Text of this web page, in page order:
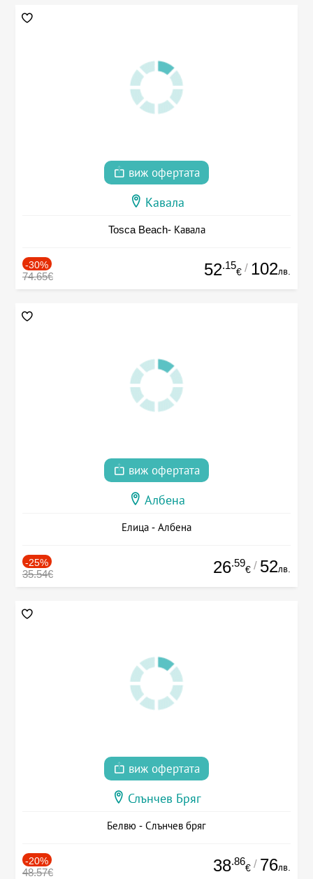
виж офертата
Кавала
Tosca Beach- Кавала
-30%
74.65€ 52.15
€ / 102лв.
виж офертата
Албена
Елица - Албена
-25%
35.54€ 26.59
€ / 52лв.
виж офертата
Слънчев Бряг
Белвю - Слънчев бряг
-20%
48.57€ 38.86
€ / 76лв.